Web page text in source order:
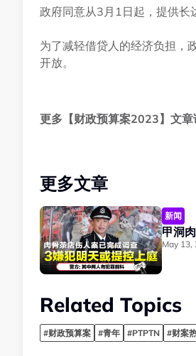
政府同意从3月1日起，提供长
为了减轻借贷人的经济负担，
开放。
更多【财政预算案2023】文章
更多文章
新闻
May 13,
Related Topics
#财政预算案 #青年 #PTPTN #财案